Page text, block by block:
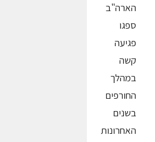
הארה"ב
ספגו
פגיעה
קשה
במהלך
החורפים
בשנים
האחרונות